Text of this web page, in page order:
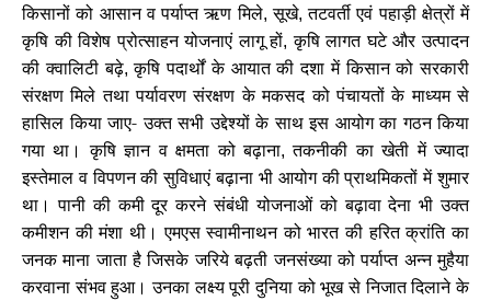
किसानों को आसान व पर्याप्त ऋण मिले,सूखे,तटवर्ती एवं पहाड़ी क्षेत्रों में
कृषि की विशेष प्रोत्साहन योजनाएं लागू हों,कृषि लागत घटे और उत्पादन
की क्वालिटी बढ़े,कृषि पदार्थों के आयात की दशा में किसान को सरकारी
संरक्षण मिले तथा पर्यावरण संरक्षण के मकसद को पंचायतों के माध्यम से
हासिल किया जाए- उक्त सभी उद्देश्यों के साथ इस आयोग का गठन किया
गया था। कृषि ज्ञान व क्षमता को बढ़ाना,तकनीकी का खेती में ज्यादा
इस्तेमाल व विपणन की सुविधाएं बढ़ाना भी आयोग की प्राथमिकतों में शुमार
था। पानी की कमी दूर करने संबंधी योजनाओं को बढ़ावा देना भी उक्त
कमीशन की मंशा थी। एमएस स्वामीनाथन को भारत की हरित क्रांति का
जनक माना जाता है जिसके जरिये बढ़ती जनसंख्या को पर्याप्त अन्न मुहैया
करवाना संभव हुआ। उनका लक्ष्य पूरी दुनिया को भूख से निजात दिलाने के